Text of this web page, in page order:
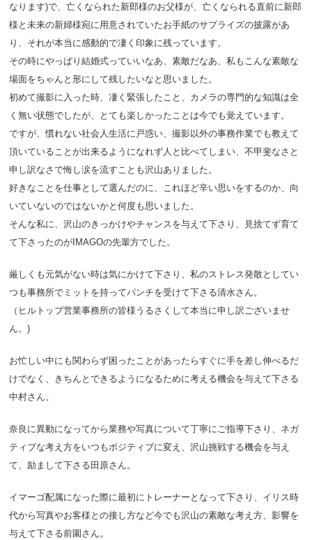
なります)で、亡くなられた新郎様のお父様が、亡くなられる直前に新郎
様と未来の新婦様宛に用意されていたお手紙のサプライズの披露があ
り、それが本当に感動的で凄く印象に残っています。
その時にやっぱり結婚式っていいなあ、素敵だなあ、私もこんな素敵な
場面をちゃんと形にして残したいなと思いました。
初めて撮影に入った時、凄く緊張したこと、カメラの専門的な知識は全
く無い状態でしたが、とても楽しかったことは今でも覚えています。
ですが、慣れない社会人生活に戸惑い、撮影以外の事務作業でも教えて
頂いていることが出来るようになれず人と比べてしまい、不甲斐なさと
申し訳なさで悔し涙を流すことも沢山ありました。
好きなことを仕事として選んだのに、これほど辛い思いをするのか、向
いていないのではないかと何度も思いました。
そんな私に、沢山のきっかけやチャンスを与えて下さり、見捨てず育て
て下さったのがIMAGOの先輩方でした。
厳しくも元気がない時は気にかけて下さり、私のストレス発散としてい
つも事務所でミットを持ってパンチを受けて下さる清水さん。
（ヒルトップ営業事務所の皆様うるさくして本当に申し訳ございませ
ん。)
お忙しい中にも関わらず困ったことがあったらすぐに手を差し伸べるだ
けでなく、きちんとできるようになるために考える機会を与えて下さる
中村さん。
奈良に異動になってから業務や写真について丁寧にご指導下さり、ネガ
ティブな考え方をいつもポジティブに変え、沢山挑戦する機会を与え
て、励まして下さる田原さん。
イマーゴ配属になった際に最初にトレーナーとなって下さり、イリス時
代から写真やお客様との接し方など今でも沢山の素敵な考え方、影響を
与えて下さる前園さん。